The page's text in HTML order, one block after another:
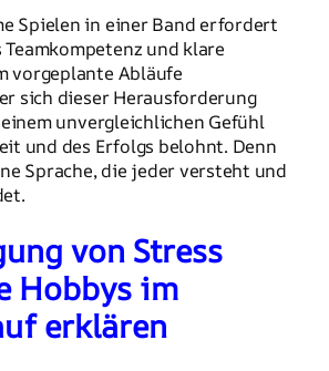
Spielen in einer Band erfordert
und klare
vorgeplante Abläufe
sich dieser Herausforderung
unvergleichlichen Gefühl
und des Erfolgs belohnt. Denn
Sprache, die jeder versteht und
von Stress
Hobbys im
erklären